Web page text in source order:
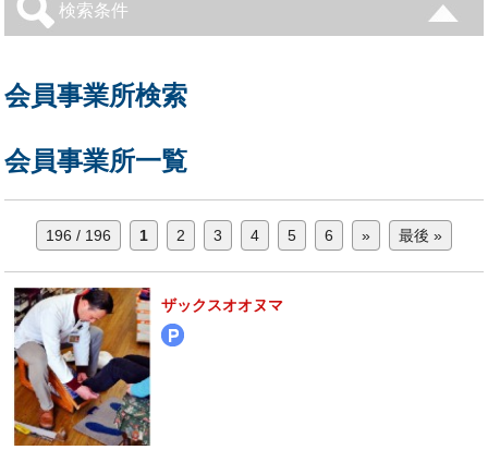
検索条件
会員事業所検索
会員事業所一覧
196 / 196 1 2 3 4 5 6 » 最後 »
ザックスオオヌマ